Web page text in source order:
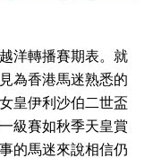
洋轉播賽期表。就
為香港馬迷熟悉的
皇伊利沙伯二世盃
級賽如秋季天皇賞
的馬迷來說相信仍